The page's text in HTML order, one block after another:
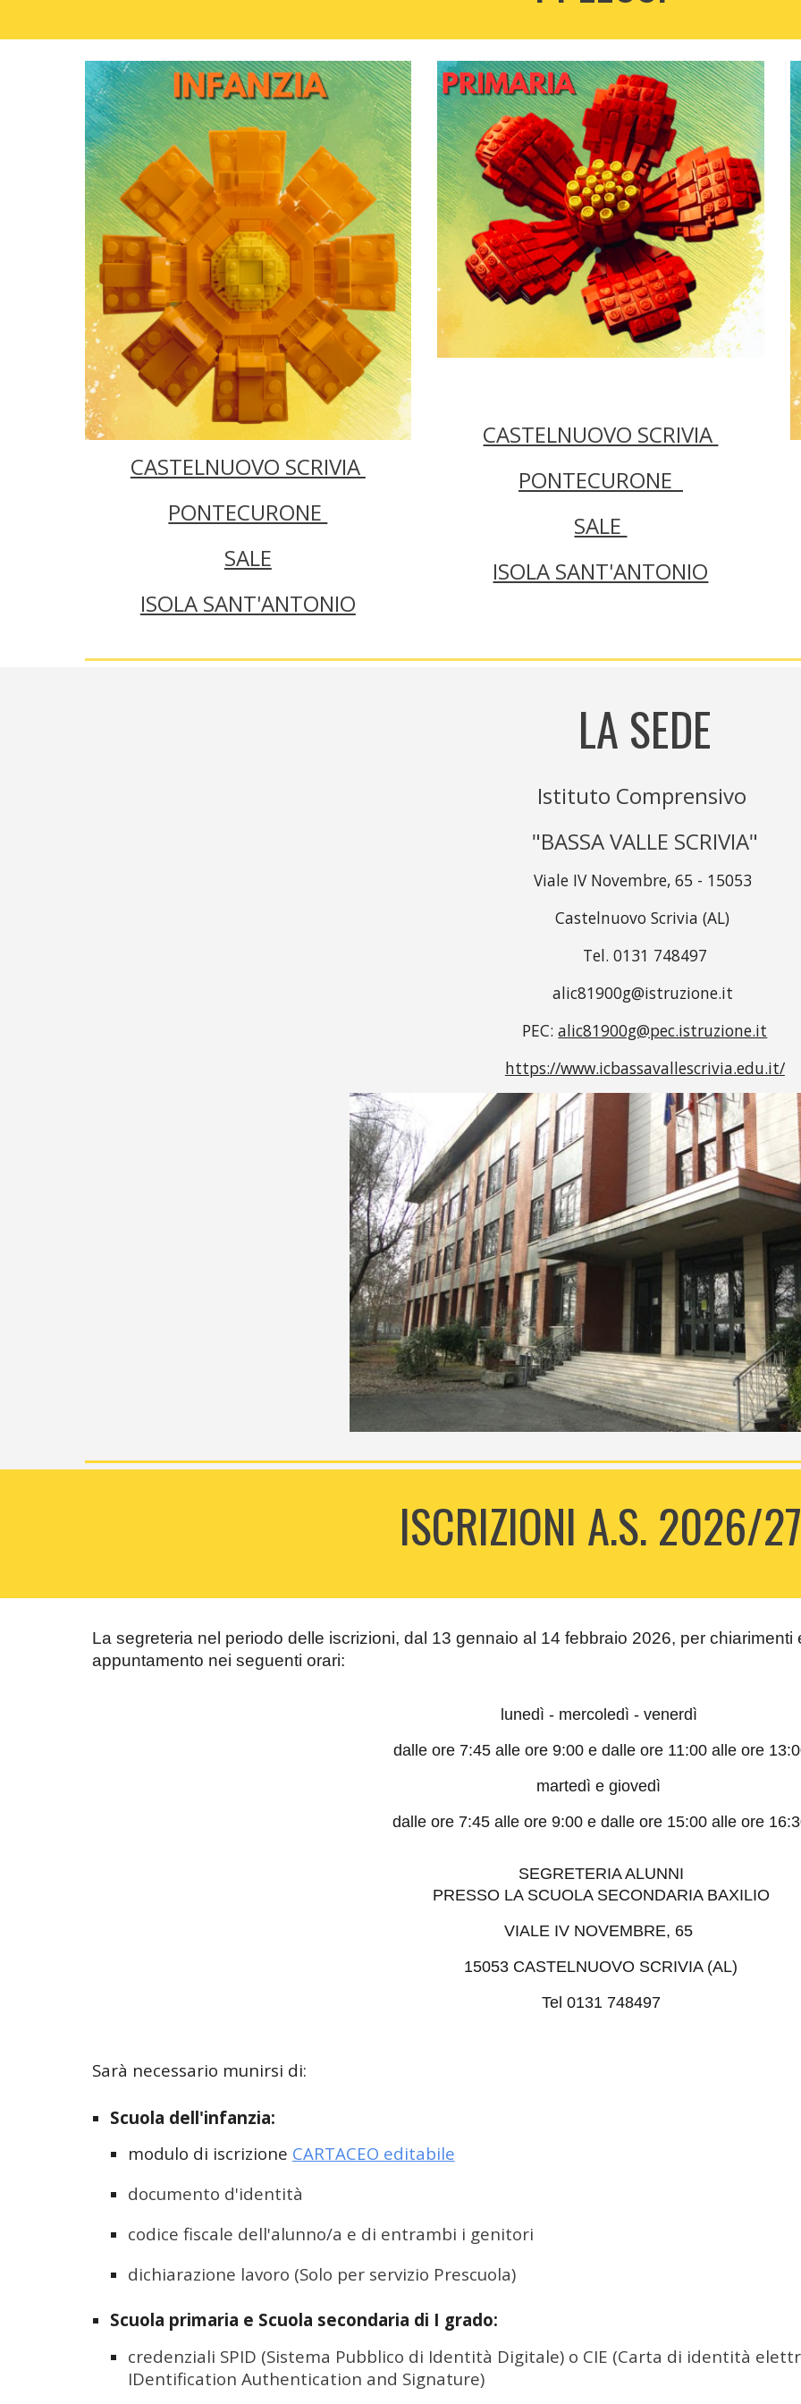
CASTELNUOVO SCRIVIA
PONTECURONE
SALE
ISOLA SANT'ANTONIO
CASTELNUOVO SCRIVIA
PONTECURONE
SALE
ISOLA SANT'ANTONIO
LA SEDE
Istituto Comprensivo
"BASSA VALLE SCRIVIA"
Viale IV Novembre, 65 - 15053
Castelnuovo Scrivia (AL)
Tel. 0131 748497
alic81900g@istruzione.it
PEC:alic81900g@pec.istruzione.it
https://www.icbassavallescrivia.edu.it/
ISCRIZIONI A.S. 2026/27
La segreteria nel periodo delle iscrizioni, dal 13 gennaio al 14 febbraio 2026, per chiarimenti
appuntamento nei seguenti orari:
lunedì - mercoledì - venerdì
dalle ore 7:45 alle ore 9:00 e dalle ore 11:00 alle ore
martedì e giovedì
dalle ore 7:45 alle ore 9:00 e dalle ore 15:00 alle ore
SEGRETERIA ALUNNI
PRESSO LA SCUOLA SECONDARIA BAXILIO
VIALE IV NOVEMBRE, 65
15053 CASTELNUOVO SCRIVIA (AL)
Tel 0131 748497
Sarà necessario munirsi di:
Scuola dell'infanzia:
modulo di iscrizione CARTACEO editabile
documento d'identità
codice fiscale dell'alunno/a e di entrambi i genitori
dichiarazione lavoro (Solo per servizio Prescuola)
Scuola primaria e Scuola secondaria di I grado:
credenziali SPID (Sistema Pubblico di Identità Digitale) o CIE (Carta di identità
IDentification Authentication and Signature)